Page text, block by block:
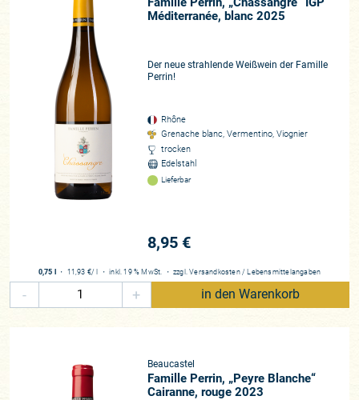
Méditerranée, blanc 2025
Der neue strahlende Weißwein der Famille
Perrin!
Rhône
Grenache blanc, Vermentino, Viognier
trocken
Edelstahl
Lieferbar
8,95 €
0,75 l ・ 11,93 €/ l ・inkl. 19 % MwSt. ・ zzgl.Versandkosten / Lebensmittelangaben
- + in den Warenkorb
Beaucastel
Famille Perrin, „Peyre Blanche“
Cairanne, rouge 2023